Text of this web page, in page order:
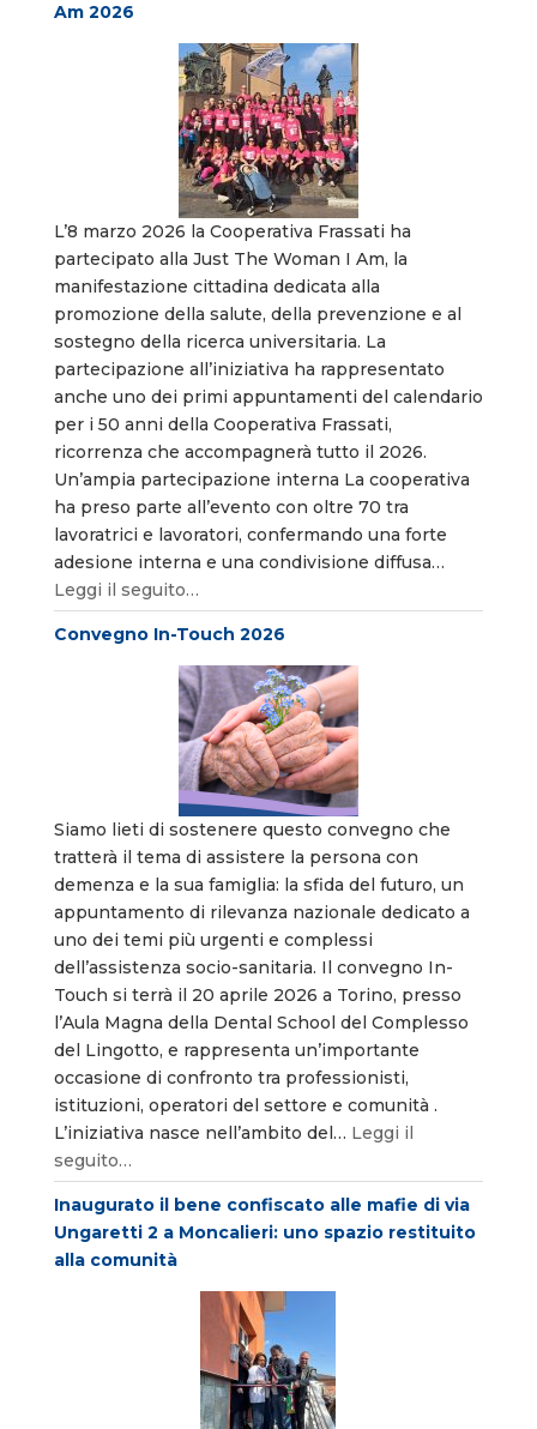
Am 2026
L’8 marzo 2026 la Cooperativa Frassati ha
partecipato alla Just The Woman I Am, la
manifestazione cittadina dedicata alla
promozione della salute, della prevenzione e al
sostegno della ricerca universitaria. La
partecipazione all’iniziativa ha rappresentato
anche uno dei primi appuntamenti del calendario
per i 50 anni della Cooperativa Frassati,
ricorrenza che accompagnerà tutto il 2026.
Un’ampia partecipazione interna La cooperativa
ha preso parte all’evento con oltre 70 tra
lavoratrici e lavoratori, confermando una forte
adesione interna e una condivisione diffusa…
Leggi il seguito…
Convegno In-Touch 2026
Siamo lieti di sostenere questo convegno che
tratterà il tema di assistere la persona con
demenza e la sua famiglia: la sfida del futuro, un
appuntamento di rilevanza nazionale dedicato a
uno dei temi più urgenti e complessi
dell’assistenza socio-sanitaria. Il convegno In-
Touch si terrà il 20 aprile 2026 a Torino, presso
l’Aula Magna della Dental School del Complesso
del Lingotto, e rappresenta un’importante
occasione di confronto tra professionisti,
istituzioni, operatori del settore e comunità .
L’iniziativa nasce nell’ambito del… Leggi il
seguito…
Inaugurato il bene confiscato alle mafie di via
Ungaretti 2 a Moncalieri: uno spazio restituito
alla comunità